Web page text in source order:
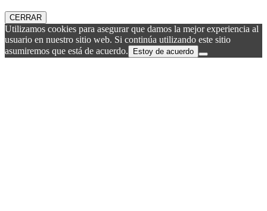
CERRAR
Utilizamos cookies para asegurar que damos la mejor experiencia al
usuario en nuestro sitio web. Si continúa utilizando este sitio
asumiremos que está de acuerdo.
Estoy de acuerdo